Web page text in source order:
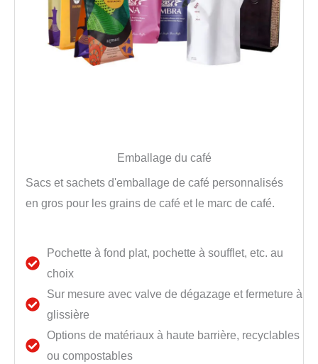
Emballage du café
Sacs et sachets d'emballage de café personnalisés
en gros pour les grains de café et le marc de café.
Pochette à fond plat, pochette à soufflet, etc. au
choix
Sur mesure avec valve de dégazage et fermeture à
glissière
Options de matériaux à haute barrière, recyclables
ou compostables